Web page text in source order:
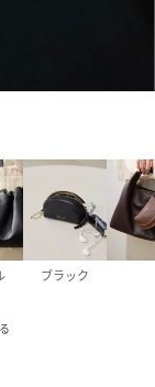
ブラック